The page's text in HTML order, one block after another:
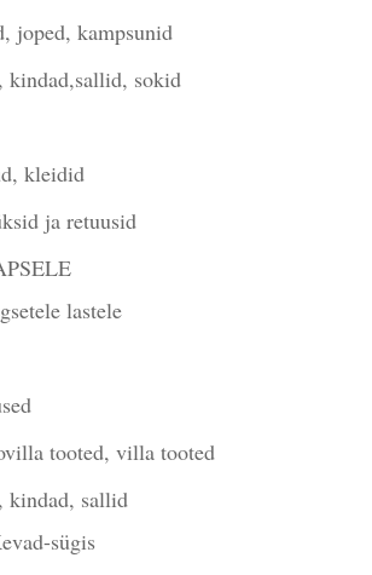
joped, kampsunid
kindad,sallid, sokid
kleidid
ja retuusid
lastele
tooted, villa tooted
kindad, sallid
sügis